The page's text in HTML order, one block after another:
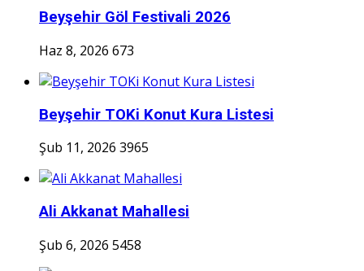
Beyşehir Göl Festivali 2026
Haz 8, 2026 673
Beyşehir TOKi Konut Kura Listesi
Şub 11, 2026 3965
Ali Akkanat Mahallesi
Şub 6, 2026 5458